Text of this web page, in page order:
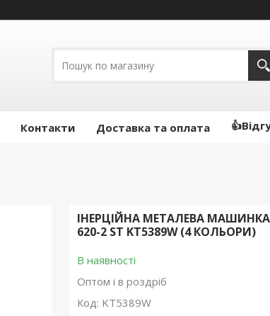
Контакти Доставка та оплата
ІНЕРЦІЙНА МЕТАЛЕВА МАШИНКА
620-2 ST KT5389W (4 КОЛЬОРИ)
В наявності
Оптом і в роздріб
Код: KT5389W